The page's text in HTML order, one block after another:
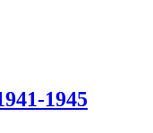
1945